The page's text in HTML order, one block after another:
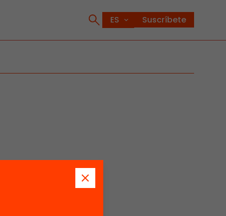
Suscríbete